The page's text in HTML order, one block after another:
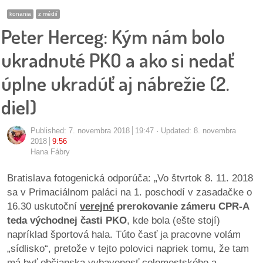
Historický
zákony
mestské
kauzy
konania
stavebné
konania
pripomienkové
konania
konania z médií
Peter Herceg: Kým nám bolo
ukradnuté PKO a ako si nedať
úplne ukradúť aj nábrežie (2.
diel)
Published: 7. novembra 2018 19:47
Updated: 8. novembra
2018 9:56
Hana Fábry
Bratislava fotogenická odporúča: „Vo štvrtok 8. 11. 2018
sa v Primaciálnom paláci na 1. poschodí v zasadačke o
16.30 uskutoční verejné prerokovanie zámeru CPR-A
teda východnej časti PKO, kde bola (ešte stojí)
napríklad športová hala. Túto časť ja pracovne volám
„sídlisko“, pretože v tejto polovici napriek tomu, že tam